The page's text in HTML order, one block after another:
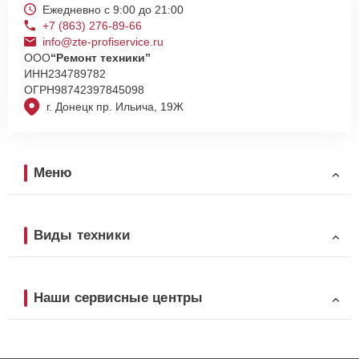
г. Донецк пр. Ильича, 19Ж
Ежедневно с 9:00 до 21:00
+7 (863) 276-89-66
info@zte-profiservice.ru
ООО“Ремонт техники”
ИНН234789782
ОГРН98742397845098
Меню
Виды техники
Наши сервисные центры